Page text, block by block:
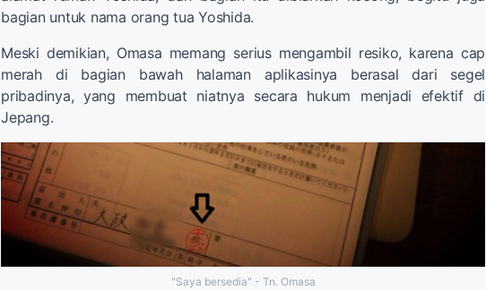
bagian untuk nama orang tua Yoshida.
Meski demikian, Omasa memang serius mengambil resiko, karena cap
merah di bagian bawah halaman aplikasinya berasal dari segel
pribadinya, yang membuat niatnya secara hukum menjadi efektif di
Jepang.
"Saya bersedia" - Tn. Omasa